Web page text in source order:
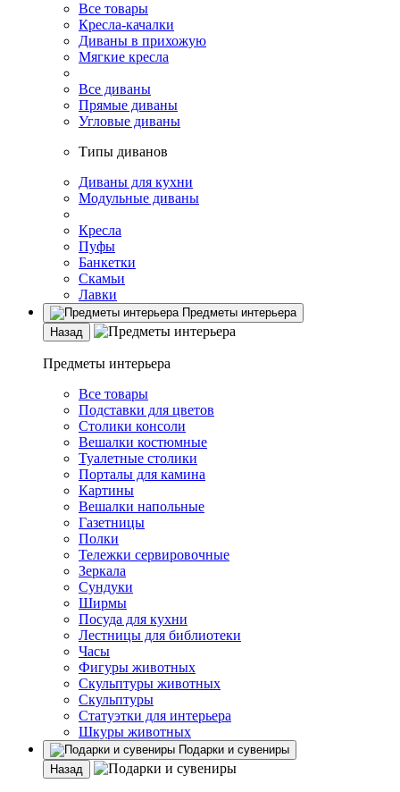
Все товары
Кресла-качалки
Диваны в прихожую
Мягкие кресла
Все диваны
Прямые диваны
Угловые диваны
Типы диванов
Диваны для кухни
Модульные диваны
Кресла
Пуфы
Банкетки
Скамьи
Лавки
Предметы интерьера
Назад
Предметы интерьера
Все товары
Подставки для цветов
Столики консоли
Вешалки костюмные
Туалетные столики
Порталы для камина
Картины
Вешалки напольные
Газетницы
Полки
Тележки сервировочные
Зеркала
Сундуки
Ширмы
Посуда для кухни
Лестницы для библиотеки
Часы
Фигуры животных
Скульптуры животных
Скульптуры
Статуэтки для интерьера
Шкуры животных
Подарки и сувениры
Назад